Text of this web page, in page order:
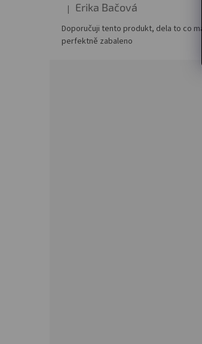
Hodnocení produktu je 5 z 5 hvězdiček.
| Erika Bačová
Doporučuji tento produkt, dela to co ma,
perfektně zabaleno